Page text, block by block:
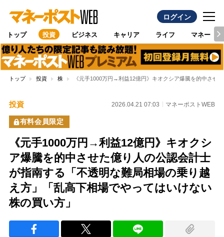
ログイン
トップ 投資 ビジネス キャリア ライフ マネー
トップ 投資 株 《元手1000万円→利益12億円》キオクシア爆騰を的中させ
投資 2026.04.21 07:03 マネーポストWEB
有料会員限定
《元手1000万円→利益12億円》キオクシ
ア爆騰を的中させた億り人の公認会計士
が指南する「不透明な難局相場の乗り越
え方」「乱高下相場でやってはいけない
株の買い方」